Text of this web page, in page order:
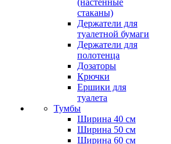
(настенные
стаканы)
Держатели для
туалетной бумаги
Держатели для
полотенца
Дозаторы
Крючки
Ершики для
туалета
Тумбы
Ширина 40 см
Ширина 50 см
Ширина 60 см